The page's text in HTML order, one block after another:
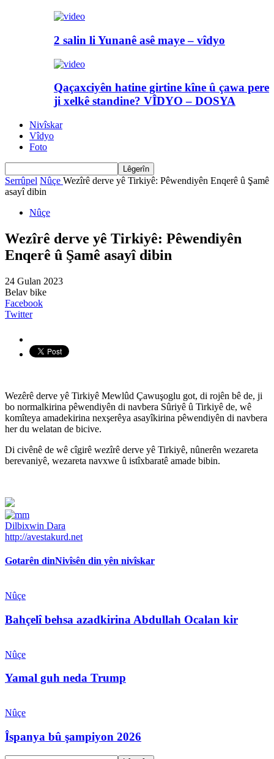
2 salin li Yunanê asê maye – vîdyo
Qaçaxciyên hatine girtine kîne û çawa pere
ji xelkê standine? VÎDYO – DOSYA
Nivîskar
Vîdyo
Foto
Serrûpel Nûçe Wezîrê derve yê Tirkiyê: Pêwendiyên Enqerê û Şamê
asayî dibin
Nûçe
Wezîrê derve yê Tirkiyê: Pêwendiyên
Enqerê û Şamê asayî dibin
24 Gulan 2023
Belav bike
Facebook
Twitter
Wezêrê derve yê Tirkiyê Mewlûd Çawuşoglu got, di rojên bê de, ji
bo normalkirina pêwendiyên di navbera Sûriyê û Tirkiyê de, wê
komîteya amadekirina nexşerêya asayîkirina pêwendiyên di navbera
her du welatan de bicive.
Di civênê de wê cîgirê wezîrê derve yê Tirkiyê, nûnerên wezareta
berevaniyê, wezareta navxwe û istîxbaratê amade bibin.
Dilbixwin Dara
http://avestakurd.net
Gotarên dinNivîsên din yên nivîskar
Nûçe
Bahçelî behsa azadkirina Abdullah Ocalan kir
Nûçe
Yamal guh neda Trump
Nûçe
Îspanya bû şampiyon 2026